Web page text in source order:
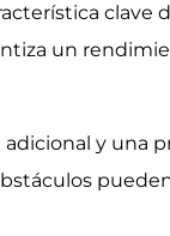
clave
un
adicional y una